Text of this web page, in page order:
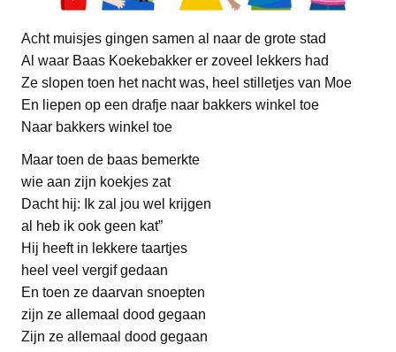
Acht muisjes gingen samen al naar de grote stad
Al waar Baas Koekebakker er zoveel lekkers had
Ze slopen toen het nacht was, heel stilletjes van Moe
En liepen op een drafje naar bakkers winkel toe
Naar bakkers winkel toe
Maar toen de baas bemerkte
wie aan zijn koekjes zat
Dacht hij: Ik zal jou wel krijgen
al heb ik ook geen kat”
Hij heeft in lekkere taartjes
heel veel vergif gedaan
En toen ze daarvan snoepten
zijn ze allemaal dood gegaan
Zijn ze allemaal dood gegaan